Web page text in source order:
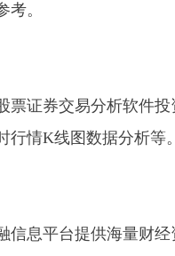
。
票证券交易分析软件
情K线图数据分析等。
信息平台提供海量财